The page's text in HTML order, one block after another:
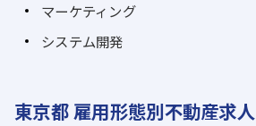
マーケティング
システム開発
東京都 雇用形態別不動産求人